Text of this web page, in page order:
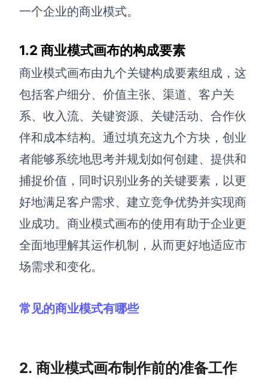
团队协作提效
素材整理
在线白板
涂鸦画板
敏捷实践
在线绘图
思维和灵感整理
流程整理
客户旅程图
路线图
ER图
UML图
数据流图
情绪板
查看所有场景
一个企业的商业模式。
1.2 商业模式画布的构成要素
商业模式画布由九个关键构成要素组成，这
包括客户细分、价值主张、渠道、客户关
系、收入流、关键资源、关键活动、合作伙
伴和成本结构。通过填充这九个方块，创业
者能够系统地思考并规划如何创建、提供和
捕捉价值，同时识别业务的关键要素，以更
好地满足客户需求、建立竞争优势并实现商
业成功。商业模式画布的使用有助于企业更
全面地理解其运作机制，从而更好地适应市
场需求和变化。
常见的商业模式有哪些
2. 商业模式画布制作前的准备工作